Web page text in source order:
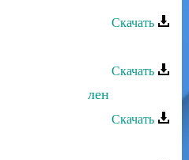
Скачать
лист
Скачать
в тебя влюблен
Скачать
сон